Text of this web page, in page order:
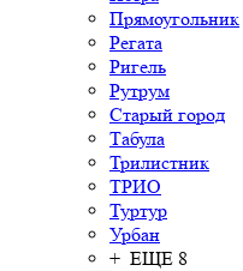
Прямоугольник
Регата
Ригель
Рутрум
Старый город
Табула
Трилистник
ТРИО
Туртур
Урбан
+ ЕЩЕ 8